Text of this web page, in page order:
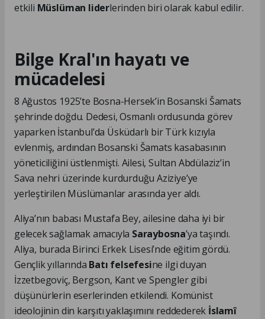
etkili Müslüman liderlerinden biri olarak kabul edilir.
Bilge Kral'ın hayatı ve
mücadelesi
8 Ağustos 1925’te Bosna-Hersek’in Bosanski Šamats
şehrinde doğdu. Dedesi, Osmanlı ordusunda görev
yaparken İstanbul’da Üsküdarlı bir Türk kızıyla
evlenmiş, ardından Bosanski Šamats kasabasının
yöneticiliğini üstlenmişti. Ailesi, Sultan Abdülaziz’in
Sava nehri üzerinde kurdurduğu Aziziye’ye
yerleştirilen Müslümanlar arasında yer aldı.
Aliya’nın babası Mustafa Bey, ailesine daha iyi bir
gelecek sağlamak amacıyla Saraybosna’ya taşındı.
Aliya, burada Birinci Erkek Lisesi’nde eğitim gördü.
Gençlik yıllarında Batı felsefesine ilgi duyan
İzzetbegoviç, Bergson, Kant ve Spengler gibi
düşünürlerin eserlerinden etkilendi. Komünist
ideolojinin din karşıtı yaklaşımını reddederek İslamî